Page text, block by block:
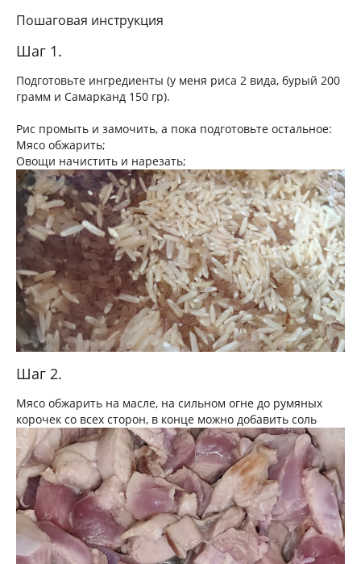
Пошаговая инструкция
Шаг 1.
Подготовьте ингредиенты (у меня риса 2 вида, бурый 200
грамм и Самарканд 150 гр).
Рис промыть и замочить, а пока подготовьте остальное:
Мясо обжарить;
Овощи начистить и нарезать;
Шаг 2.
Мясо обжарить на масле, на сильном огне до румяных
корочек со всех сторон, в конце можно добавить соль